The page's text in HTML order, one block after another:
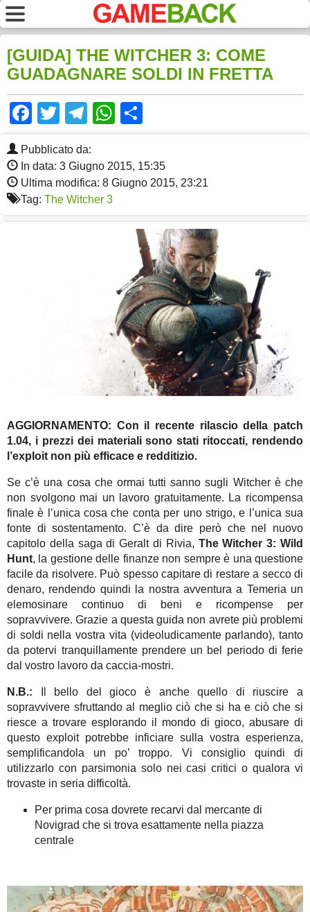
[GUIDA] THE WITCHER 3: COME
GUADAGNARE SOLDI IN FRETTA
Facebook
TwitterTelegram
WhatsApp
Pubblicato da:
In data: 3 Giugno 2015, 15:35
Ultima modifica: 8 Giugno 2015, 23:21
Tag: The Witcher 3
AGGIORNAMENTO: Con il recente rilascio della patch
1.04, i prezzi dei materiali sono stati ritoccati, rendendo
l’exploit non più efficace e redditizio.
Se c’è una cosa che ormai tutti sanno sugli Witcher è che
non svolgono mai un lavoro gratuitamente. La ricompensa
finale è l’unica cosa che conta per uno strigo, e l’unica sua
fonte di sostentamento. C’è da dire però che nel nuovo
capitolo della saga di Geralt di Rivia, The Witcher 3: Wild
Hunt, la gestione delle finanze non sempre è una questione
facile da risolvere. Può spesso capitare di restare a secco di
denaro, rendendo quindi la nostra avventura a Temeria un
elemosinare continuo di beni e ricompense per
sopravvivere. Grazie a questa guida non avrete più problemi
di soldi nella vostra vita (videoludicamente parlando), tanto
da potervi tranquillamente prendere un bel periodo di ferie
dal vostro lavoro da caccia-mostri.
N.B.: Il bello del gioco è anche quello di riuscire a
sopravvivere sfruttando al meglio ciò che si ha e ciò che si
riesce a trovare esplorando il mondo di gioco, abusare di
questo exploit potrebbe inficiare sulla vostra esperienza,
semplificandola un po’ troppo. Vi consiglio quindi di
utilizzarlo con parsimonia solo nei casi critici o qualora vi
trovaste in seria difficoltà.
Per prima cosa dovrete recarvi dal mercante di
Novigrad che si trova esattamente nella piazza
centrale